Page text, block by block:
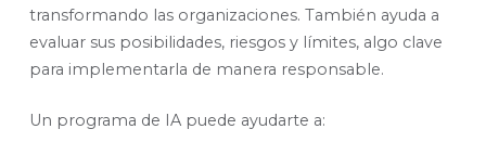
transformando las organizaciones. También ayuda a
evaluar sus posibilidades, riesgos y límites, algo clave
para implementarla de manera responsable.
Un programa de IA puede ayudarte a: